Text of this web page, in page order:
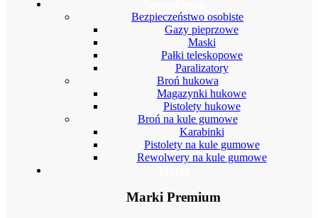
Bezpieczeństwo osobiste
Gazy pieprzowe
Maski
Pałki teleskopowe
Paralizatory
Broń hukowa
Magazynki hukowe
Pistolety hukowe
Broń na kule gumowe
Karabinki
Pistolety na kule gumowe
Rewolwery na kule gumowe
Marki Premium